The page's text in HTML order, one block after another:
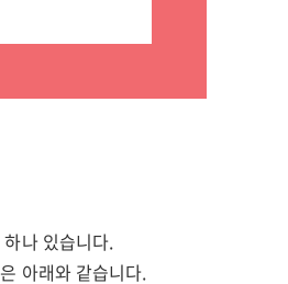
나 있습니다.
아래와 같습니다.